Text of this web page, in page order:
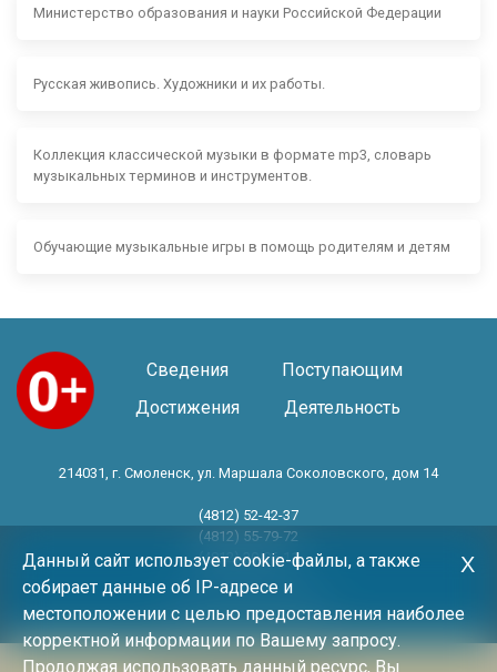
Министерство образования и науки Российской Федерации
Русская живопись. Художники и их работы.
Коллекция классической музыки в формате mp3, словарь
музыкальных терминов и инструментов.
Обучающие музыкальные игры в помощь родителям и детям
Сведения
Поступающим
Достижения
Деятельность
214031, г. Смоленск, ул. Маршала Соколовского, дом 14
(4812) 52-42-37
(4812) 55-79-72
(4812) 30-06-11
Год основания 1983 год
Данный сайт использует cookie-файлы, а также
собирает данные об IP-адресе и
местоположении с целью предоставления наиболее
корректной информации по Вашему запросу.
Продолжая использовать данный ресурс, Вы
Х